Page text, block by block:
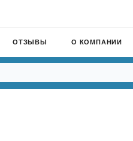
ОТЗЫВЫ О КОМПАНИИ